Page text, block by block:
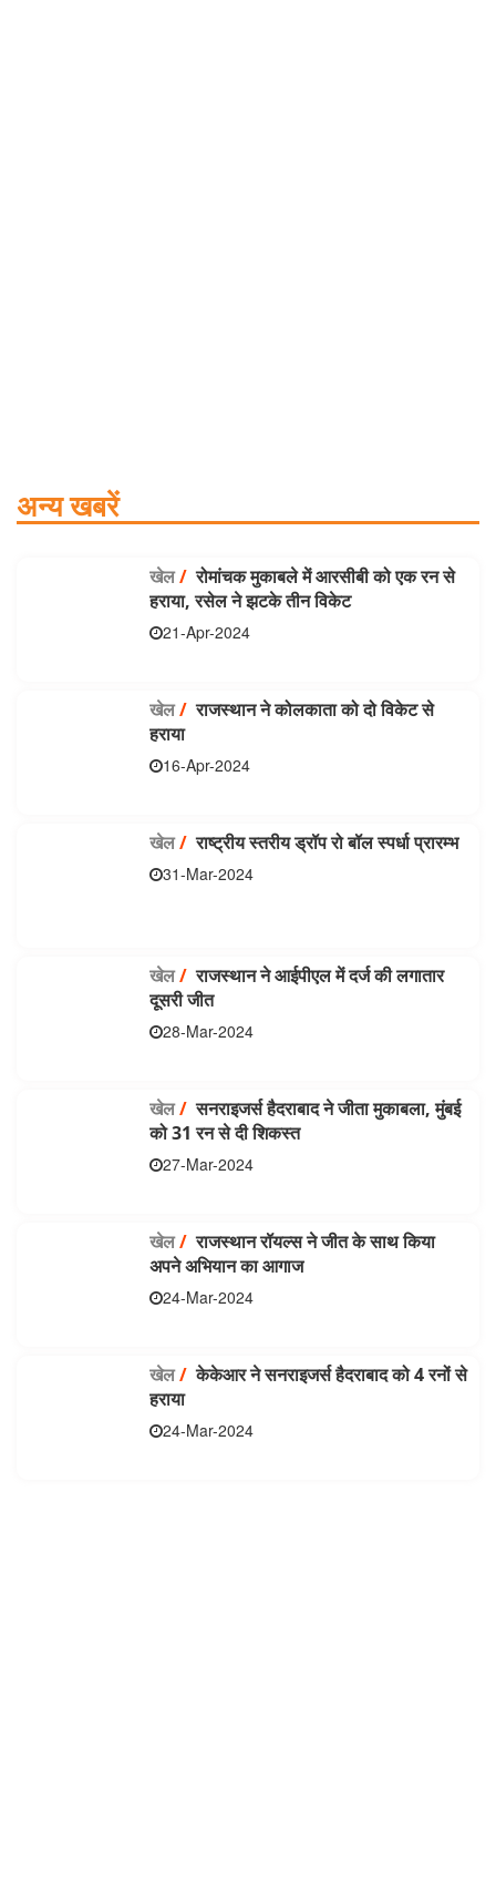
अन्य खबरें
खेल/रोमांचक मुकाबले में आरसीबी को एक रन से
हराया, रसेल ने झटके तीन विकेट
21-Apr-2024
खेल/राजस्थान ने कोलकाता को दो विकेट से
हराया
16-Apr-2024
खेल/राष्ट्रीय स्तरीय ड्रॉप रो बॉल स्पर्धा प्रारम्भ
31-Mar-2024
खेल/राजस्थान ने आईपीएल में दर्ज की लगातार
दूसरी जीत
28-Mar-2024
खेल/सनराइजर्स हैदराबाद ने जीता मुकाबला, मुंबई
को 31 रन से दी शिकस्त
27-Mar-2024
खेल/राजस्थान रॉयल्स ने जीत के साथ किया
अपने अभियान का आगाज
24-Mar-2024
खेल/केकेआर ने सनराइजर्स हैदराबाद को 4 रनों से
हराया
24-Mar-2024